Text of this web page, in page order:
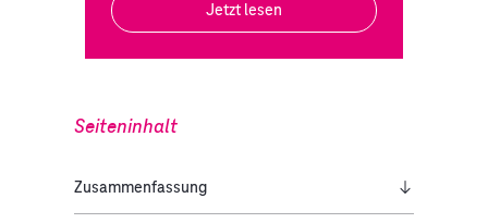
Jetzt lesen
Seiteninhalt
Zusammenfassung